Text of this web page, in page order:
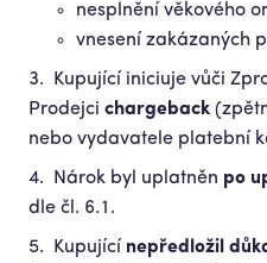
nesplnění věkového
vnesení zakázaných
Kupující iniciuje vůči
Prodejci chargeback
nebo vydavatele platební
Nárok byl uplatněn po
dle čl. 6.1.
Kupující nepředložil